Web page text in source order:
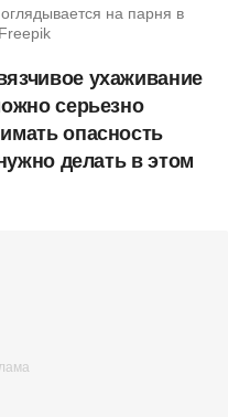
на парня в
ухаживание
серьезно
опасность
делать в этом